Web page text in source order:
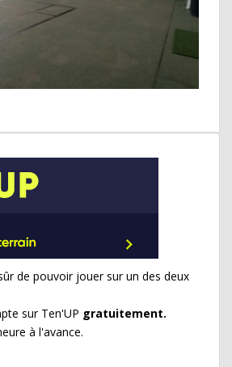
de pouvoir jouer sur un des deux
sur Ten'UP gratuitement.
à l'avance.